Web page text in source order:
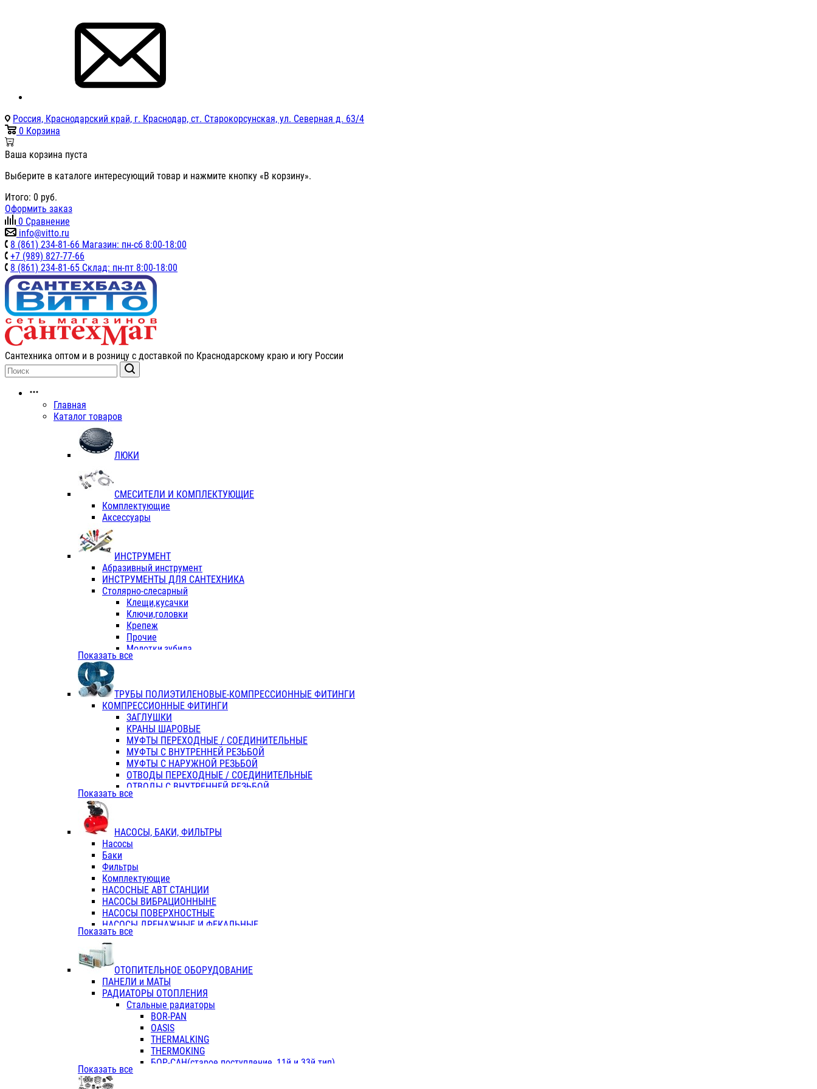
Россия, Краснодарский край, г. Краснодар, ст. Старокорсунская, ул. Северная д. 63/4
0 Корзина
Ваша корзина пуста
Выберите в каталоге интересующий товар и нажмите кнопку «В корзину».
Итого: 0 руб.
Оформить заказ
0 Сравнение
info@vitto.ru
8 (861) 234-81-66 Магазин: пн-сб 8:00-18:00
+7 (989) 827-77-66
8 (861) 234-81-65 Склад: пн-пт 8:00-18:00
Сантехника оптом и в розницу с доставкой по Краснодарскому краю и югу России
Главная
Каталог товаров
ЛЮКИ
СМЕСИТЕЛИ И КОМПЛЕКТУЮЩИЕ
Комплектующие
Аксессуары
ИНСТРУМЕНТ
Абразивный инструмент
ИНСТРУМЕНТЫ ДЛЯ САНТЕХНИКА
Столярно-слесарный
Клещи,кусачки
Ключи,головки
Крепеж
Прочие
Молотки,зубила
Пассатижи,тонкогубцы,утконосы
Отвертки
Хоз. инвентарь
ЭЛ. ИНСТРУМЕНТ OASIS
Показать все
ТРУБЫ ПОЛИЭТИЛЕНОВЫЕ-КОМПРЕССИОННЫЕ ФИТИНГИ
КОМПРЕССИОННЫЕ ФИТИНГИ
ЗАГЛУШКИ
КРАНЫ ШАРОВЫЕ
МУФТЫ ПЕРЕХОДНЫЕ / СОЕДИНИТЕЛЬНЫЕ
МУФТЫ С ВНУТРЕННЕЙ РЕЗЬБОЙ
МУФТЫ С НАРУЖНОЙ РЕЗЬБОЙ
ОТВОДЫ ПЕРЕХОДНЫЕ / СОЕДИНИТЕЛЬНЫЕ
ОТВОДЫ С ВНУТРЕННЕЙ РЕЗЬБОЙ
ОТВОДЫ С НАРУЖНОЙ РЕЗЬБОЙ
ТРОЙНИКИ ПЕРЕХОДНЫЕ / СОЕДИНИТЕЛЬНЫЕ
ТРОЙНИКИ С ВНУТРЕННЕЙ РЕЗЬБОЙ
КОЛЬЦА РЕЗИНОВЫЕ
ТРУБЫ НАПОРНЫЕ
ТРУБЫ ГОФРИРОВАННЫЕ ДВУХСЛ.
ТРУБЫ ПОЛИЭТИЛЕНОВЫЕ
Показать все
НАСОСЫ, БАКИ, ФИЛЬТРЫ
Насосы
Баки
Фильтры
Комплектующие
НАСОСНЫЕ АВТ СТАНЦИИ
НАСОСЫ ВИБРАЦИОННЫНЕ
НАСОСЫ ПОВЕРХНОСТНЫЕ
НАСОСЫ ДРЕНАЖНЫЕ И ФЕКАЛЬНЫЕ
НАСОСЫ ПОВЫСИТ и ЦИРКУЛЯЦИОННЫЕ
НАСОСЫ СКВАЖИННЫЕ
Показать все
ОТОПИТЕЛЬНОЕ ОБОРУДОВАНИЕ
ПАНЕЛИ и МАТЫ
РАДИАТОРЫ ОТОПЛЕНИЯ
Стальные радиаторы
BOR-PAN
OASIS
THERMALKING
THERMOKING
БОР-САН(старое поступление, 11й и 33й тип)
Показать все